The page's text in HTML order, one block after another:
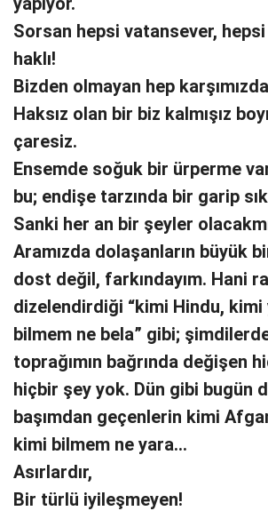
Sorsan hepsi vatansever,
haklı!
Bizden olmayan hep
Haksız olan bir biz kalmışız
çaresiz.
Ensemde soğuk bir ürperme
bu; endişe tarzında bir garip
Sanki her an bir şeyler
Aramızda dolaşanların büyük
dost değil, farkındayım. Hani
dizelendirdiği “kimi Hindu, kimi
bilmem ne bela” gibi;
toprağımın bağrında değişen
hiçbir şey yok. Dün gibi bugün
başımdan geçenlerin kimi
kimi bilmem ne yara…
Asırlardır,
Bir türlü iyileşmeyen!